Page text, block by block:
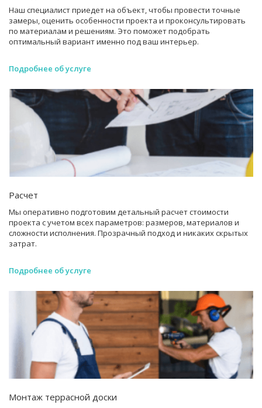
Наш специалист приедет на объект, чтобы провести точные
замеры, оценить особенности проекта и проконсультировать
по материалам и решениям. Это поможет подобрать
оптимальный вариант именно под ваш интерьер.
Подробнее об услуге
Расчет
Мы оперативно подготовим детальный расчет стоимости
проекта с учетом всех параметров: размеров, материалов и
сложности исполнения. Прозрачный подход и никаких скрытых
затрат.
Подробнее об услуге
Монтаж террасной доски